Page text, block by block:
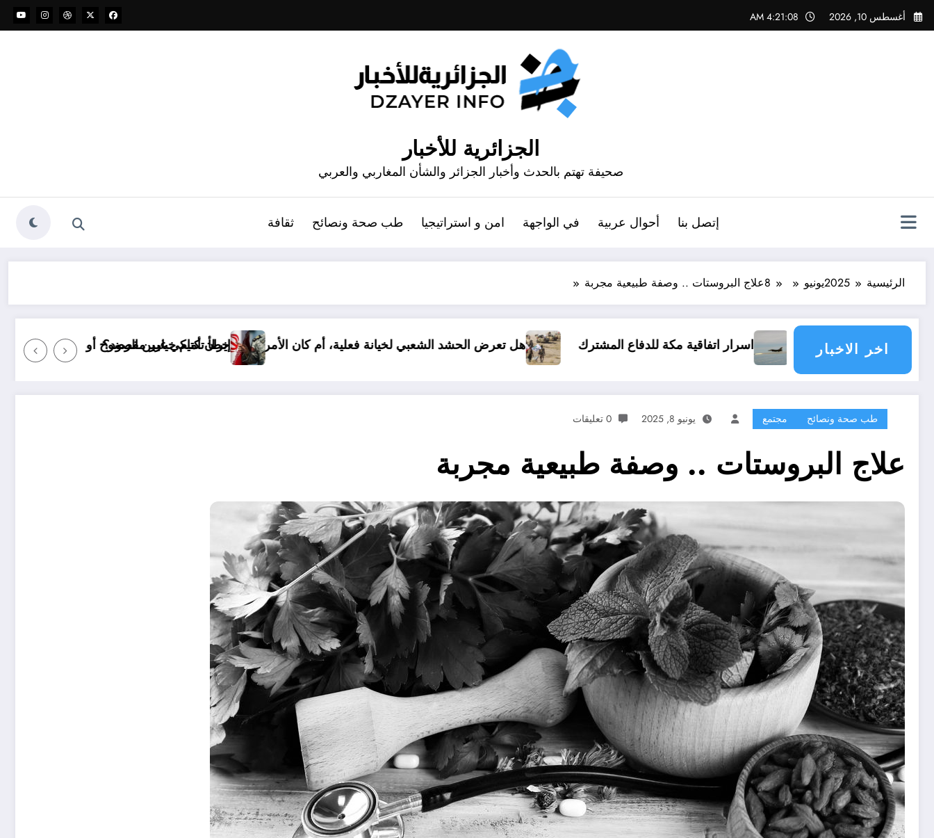
التجاوز
إلى
أغسطس 10, 2026 4:21:09 AM
الجزائرية للأخبار
صحيفة تهتم بالحدث وأخبار الجزائر والشأن المغاربي والعربي
إتصل بنا أحوال عربية في الواجهة امن و استراتيجيا طب صحة ونصائح ثقافة
الرئيسية 2025يونيو 8علاج البروستات .. وصفة طبيعية مجربة
اخر الاخبار
اسرار اتفاقية مكة للدفاع المشترك هل تعرض الحشد الشعبي لخيانة فعلية، أم كان الأمر مجرد خطأ تكتيكي غير مقصود؟
إيران أمام خيارين الرضوخ أو الزوال الدولة الواحدة بديلا عن حل
طب صحة ونصائح مجتمع يونيو 8, 2025 0 تعليقات
علاج البروستات .. وصفة طبيعية مجربة